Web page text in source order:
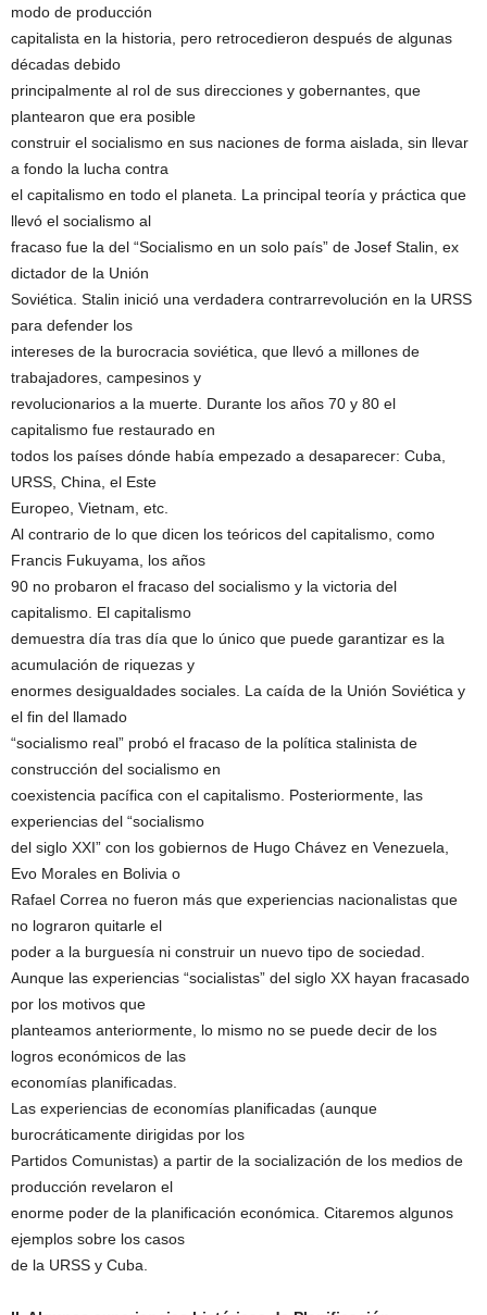
modo de producción
capitalista en la historia, pero retrocedieron después de algunas
décadas debido
principalmente al rol de sus direcciones y gobernantes, que
plantearon que era posible
construir el socialismo en sus naciones de forma aislada, sin llevar
a fondo la lucha contra
el capitalismo en todo el planeta. La principal teoría y práctica que
llevó el socialismo al
fracaso fue la del “Socialismo en un solo país” de Josef Stalin, ex
dictador de la Unión
Soviética. Stalin inició una verdadera contrarrevolución en la URSS
para defender los
intereses de la burocracia soviética, que llevó a millones de
trabajadores, campesinos y
revolucionarios a la muerte. Durante los años 70 y 80 el
capitalismo fue restaurado en
todos los países dónde había empezado a desaparecer: Cuba,
URSS, China, el Este
Europeo, Vietnam, etc.
Al contrario de lo que dicen los teóricos del capitalismo, como
Francis Fukuyama, los años
90 no probaron el fracaso del socialismo y la victoria del
capitalismo. El capitalismo
demuestra día tras día que lo único que puede garantizar es la
acumulación de riquezas y
enormes desigualdades sociales. La caída de la Unión Soviética y
el fin del llamado
“socialismo real” probó el fracaso de la política stalinista de
construcción del socialismo en
coexistencia pacífica con el capitalismo. Posteriormente, las
experiencias del “socialismo
del siglo XXI” con los gobiernos de Hugo Chávez en Venezuela,
Evo Morales en Bolivia o
Rafael Correa no fueron más que experiencias nacionalistas que
no lograron quitarle el
poder a la burguesía ni construir un nuevo tipo de sociedad.
Aunque las experiencias “socialistas” del siglo XX hayan fracasado
por los motivos que
planteamos anteriormente, lo mismo no se puede decir de los
logros económicos de las
economías planificadas.
Las experiencias de economías planificadas (aunque
burocráticamente dirigidas por los
Partidos Comunistas) a partir de la socialización de los medios de
producción revelaron el
enorme poder de la planificación económica. Citaremos algunos
ejemplos sobre los casos
de la URSS y Cuba.